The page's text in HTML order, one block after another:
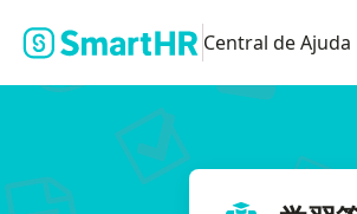
Central de Ajuda